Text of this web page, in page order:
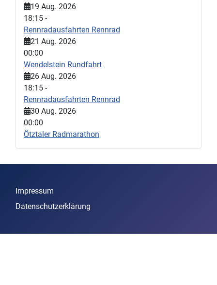
19 Aug. 2026
18:15 -
Rennradausfahrten Rennrad
21 Aug. 2026
00:00
Wendelstein Rundfahrt
26 Aug. 2026
18:15 -
Rennradausfahrten Rennrad
30 Aug. 2026
00:00
Ötztaler Radmarathon
Impressum
Datenschutzerklärung